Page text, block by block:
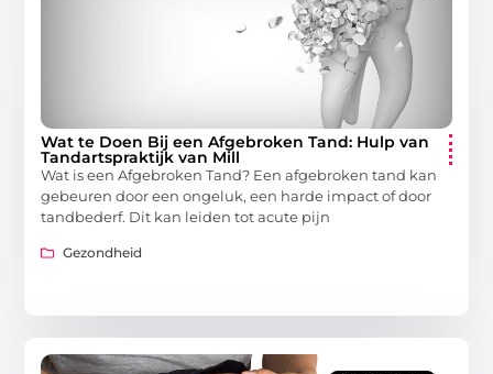
Wat te Doen Bij een Afgebroken Tand: Hulp van
Tandartspraktijk van Mill
Wat is een Afgebroken Tand? Een afgebroken tand kan
gebeuren door een ongeluk, een harde impact of door
tandbederf. Dit kan leiden tot acute pijn
Gezondheid